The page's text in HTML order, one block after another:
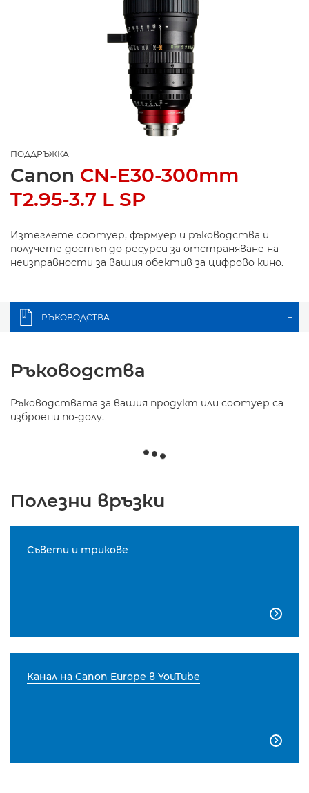
ПОДДРЪЖКА
Canon CN-E30-300mm
T2.95-3.7 L SP
Изтеглете софтуер, фърмуер и ръководства и
получете достъп до ресурси за отстраняване на
неизправности за вашия обектив за цифрово кино.
РЪКОВОДСТВА +
Ръководства
Ръководствата за вашия продукт или софтуер са
изброени по-долу.
Полезни връзки
Съвети и трикове

Канал на Canon Europe в YouTube
